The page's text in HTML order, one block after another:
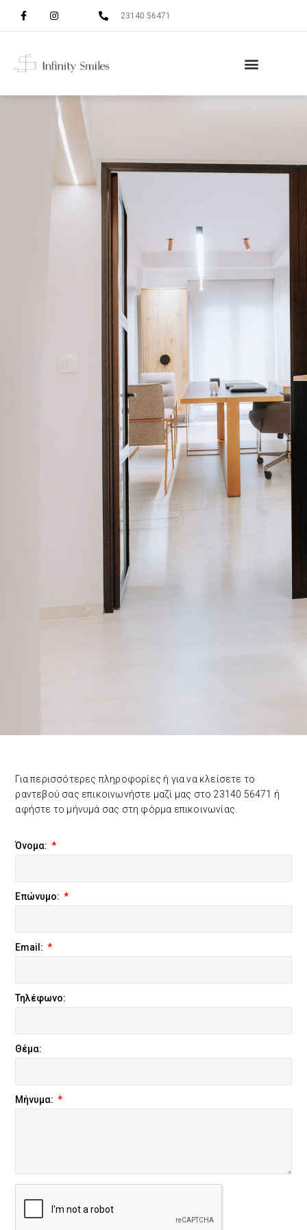
23140 56471
Για περισσότερες πληροφορίες ή για να κλείσετε το
ραντεβού σας επικοινωνήστε μαζί μας στο 23140 56471 ή
αφήστε το μήνυμά σας στη φόρμα επικοινωνίας.
Όνομα:
Επώνυμο:
Email:
Τηλέφωνο:
Θέμα:
Μήνυμα: